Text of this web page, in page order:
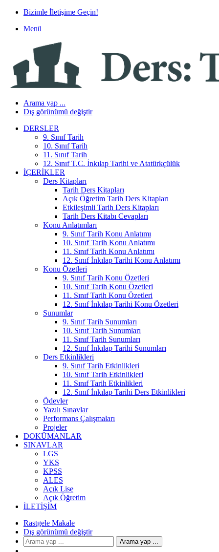
Bizimle İletişime Geçin!
Menü
Arama yap ...
Dış görünümü değiştir
DERSLER
9. Sınıf Tarih
10. Sınıf Tarih
11. Sınıf Tarih
12. Sınıf T.C. İnkılap Tarihi ve Atatürkçülük
İÇERIKLER
Ders Kitapları
Tarih Ders Kitapları
Açık Öğretim Tarih Ders Kitapları
Etkileşimli Tarih Ders Kitapları
Tarih Ders Kitabı Cevapları
Konu Anlatımları
9. Sınıf Tarih Konu Anlatımı
10. Sınıf Tarih Konu Anlatımı
11. Sınıf Tarih Konu Anlatımı
12. Sınıf İnkılap Tarihi Konu Anlatımı
Konu Özetleri
9. Sınıf Tarih Konu Özetleri
10. Sınıf Tarih Konu Özetleri
11. Sınıf Tarih Konu Özetleri
12. Sınıf İnkılap Tarihi Konu Özetleri
Sunumlar
9. Sınıf Tarih Sunumları
10. Sınıf Tarih Sunumları
11. Sınıf Tarih Sunumları
12. Sınıf İnkılap Tarihi Sunumları
Ders Etkinlikleri
9. Sınıf Tarih Etkinlikleri
10. Sınıf Tarih Etkinlikleri
11. Sınıf Tarih Etkinlikleri
12. Sınıf İnkılap Tarihi Ders Etkinlikleri
Ödevler
Yazılı Sınavlar
Performans Çalışmaları
Projeler
DOKÜMANLAR
SINAVLAR
LGS
YKS
KPSS
ALES
Açık Lise
Açık Öğretim
İLETIŞIM
Rastgele Makale
Dış görünümü değiştir
Arama yap ...